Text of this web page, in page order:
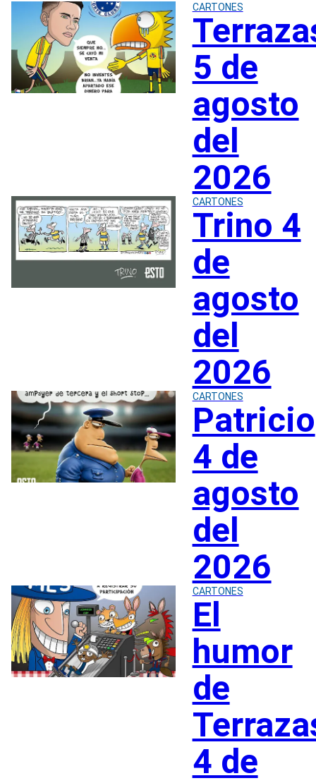
CARTONES
5 de
agosto
del
2026
CARTONES
Trino 4
de
agosto
del
2026
CARTONES
Patricio
4 de
agosto
del
2026
CARTONES
El
humor
de
4 de